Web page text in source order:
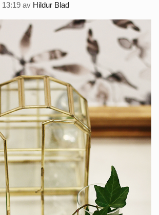
13:19 av Hildur Blad